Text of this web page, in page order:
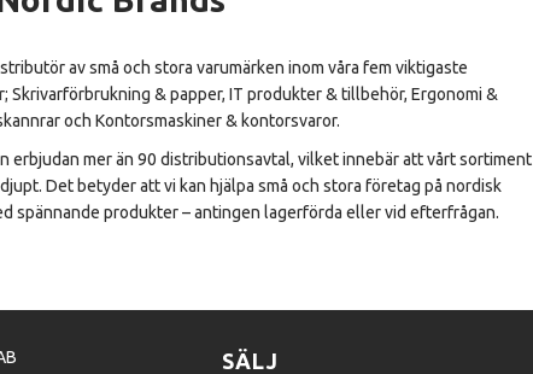
av små och stora varumärken inom våra fem viktigaste
Skrivarförbrukning & papper, IT produkter & tillbehör, Ergonomi &
och Kontorsmaskiner & kontorsvaror.
erbjudan mer än 90 distributionsavtal, vilket innebär att vårt sortiment
Det betyder att vi kan hjälpa små och stora företag på nordisk
spännande produkter – antingen lagerförda eller vid efterfrågan.
SÄLJ